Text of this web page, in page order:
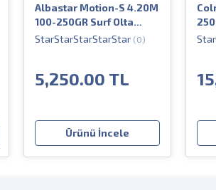
Albastar Motion-S 4.20M
100-250GR Surf Olta
Kamışı
(0)
5,250.00 TL
Ürünü İncele